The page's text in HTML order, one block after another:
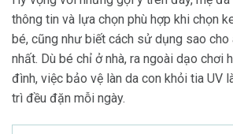
thông tin và lựa chọn phù hợp khi chọn
bé, cũng như biết cách sử dụng sao cho
nhất. Dù bé chỉ ở nhà, ra ngoài dạo chơi
đình, việc bảo vệ làn da con khỏi tia UV
trì đều đặn mỗi ngày.